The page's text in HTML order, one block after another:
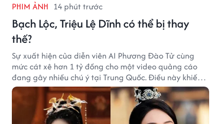
PHIM ẢNH 14 phút trước
Bạch Lộc, Triệu Lệ Dĩnh có thể bị thay
thế?
Sự xuất hiện của diễn viên AI Phương Đào Tử cùng
mức cát xê hơn 1 tỷ đồng cho một video quảng cáo
đang gây nhiều chú ý tại Trung Quốc. Điều này khiến
không ít người đặt câu hỏi liệu những ngôi sao hàng
đầu như Bạch Lộc, Triệu Lệ Dĩnh có thể bị thay thế
trong tương lai.